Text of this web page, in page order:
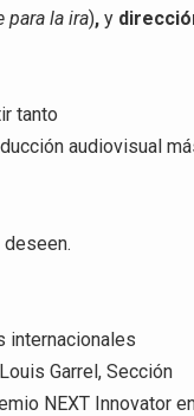
para la ira),y
tanto
audiovisual
internacionales
Garrel, Sección
NEXT Innovator